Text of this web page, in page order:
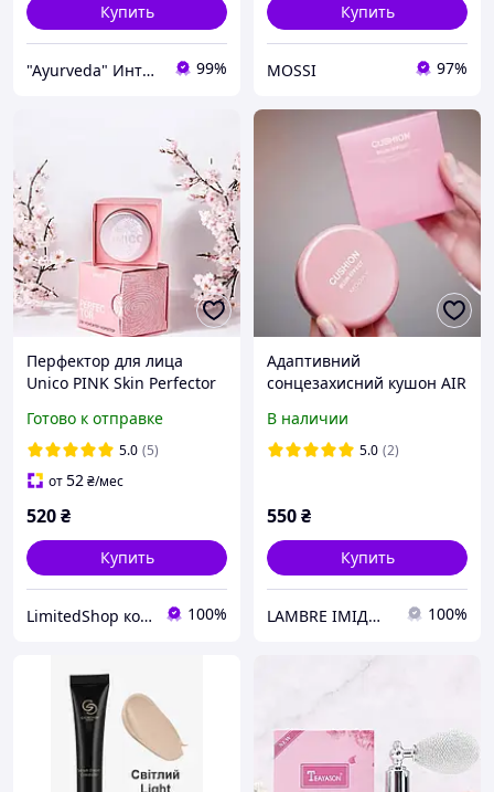
Купить
"Ayurveda" Интернет магазин аюрведических товаров из Индии 99%
Купить
MOSSI 97%
Перфектор для лица
Unico PINK Skin Perfector
Готово к отправке
5.0 (5)
от52₴/мес
520₴
Купить
LimitedShop косметика,аксессуари, одежда и обувь 100%
Адаптивний
сонцезахисний кушон AIR
50+PA+++ з ніацинамідом
та пантенолом 15 грам
В наличии
5.0 (2)
550₴
Купить
LAMBRE ІМІДЖ-СТУДІЯ 100%